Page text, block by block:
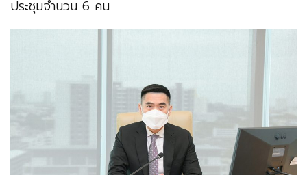
ประชุมจำนวน 6 คน